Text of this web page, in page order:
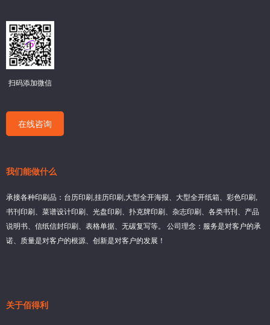
扫码添加微信
在线咨询
我们能做什么
承接各种印刷品：台历印刷,挂历印刷,大型全开海报、大型全开纸箱、彩色印刷,
书刊印刷、菜谱设计印刷、光盘印刷、扑克牌印刷、杂志印刷、各类书刊、产品
说明书、信纸信封印刷、表格单据、无碳复写等。 公司理念：服务是对客户的承
诺、质量是对客户的根源、创新是对客户的发展！
关于佰得利